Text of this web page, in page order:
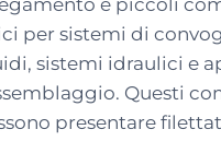
e piccoli
per sistemi di
sistemi idraulici e
Questi
presentare